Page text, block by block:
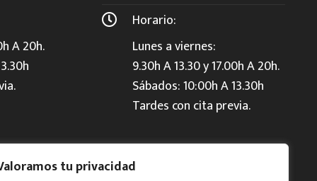
tu privacidad
A 20h.
Horario:
Lunes a viernes:
9.30h A 13.30 y 17.00h A 20h.
Sábados: 10:00h A 13.30h
Tardes con cita previa.